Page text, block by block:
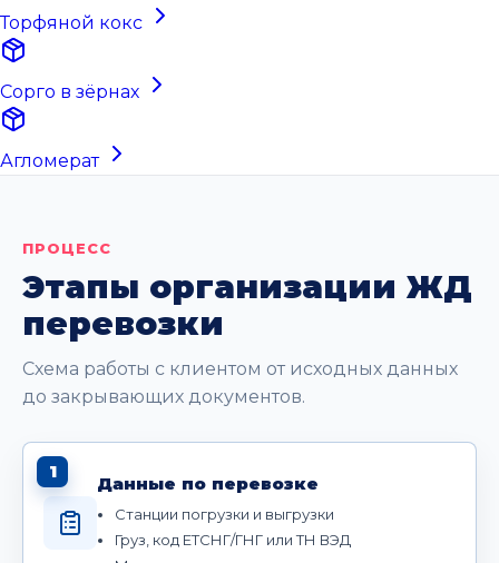
Торфяной кокс
Сорго в зёрнах
Агломерат
ПРОЦЕСС
Этапы организации ЖД
перевозки
Схема работы с клиентом от исходных данных
до закрывающих документов.
1
Данные по перевозке
Станции погрузки и выгрузки
Груз, код ЕТСНГ/ГНГ или ТН ВЭД